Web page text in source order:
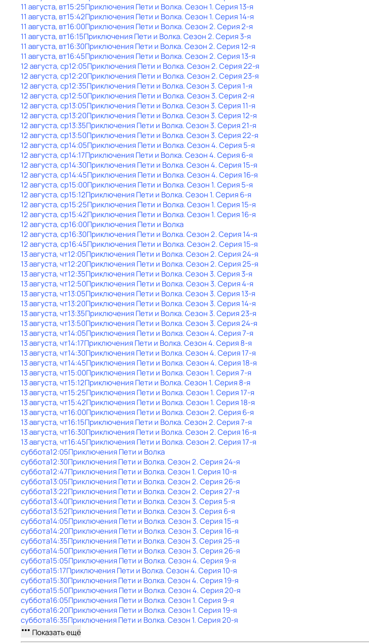
11 августа, вт15:25Приключения Пети и Волка. Сезон 1. Серия 13-я
11 августа, вт15:42Приключения Пети и Волка. Сезон 1. Серия 14-я
11 августа, вт16:00Приключения Пети и Волка. Сезон 2. Серия 2-я
11 августа, вт16:15Приключения Пети и Волка. Сезон 2. Серия 3-я
11 августа, вт16:30Приключения Пети и Волка. Сезон 2. Серия 12-я
11 августа, вт16:45Приключения Пети и Волка. Сезон 2. Серия 13-я
12 августа, ср12:05Приключения Пети и Волка. Сезон 2. Серия 22-я
12 августа, ср12:20Приключения Пети и Волка. Сезон 2. Серия 23-я
12 августа, ср12:35Приключения Пети и Волка. Сезон 3. Серия 1-я
12 августа, ср12:50Приключения Пети и Волка. Сезон 3. Серия 2-я
12 августа, ср13:05Приключения Пети и Волка. Сезон 3. Серия 11-я
12 августа, ср13:20Приключения Пети и Волка. Сезон 3. Серия 12-я
12 августа, ср13:35Приключения Пети и Волка. Сезон 3. Серия 21-я
12 августа, ср13:50Приключения Пети и Волка. Сезон 3. Серия 22-я
12 августа, ср14:05Приключения Пети и Волка. Сезон 4. Серия 5-я
12 августа, ср14:17Приключения Пети и Волка. Сезон 4. Серия 6-я
12 августа, ср14:30Приключения Пети и Волка. Сезон 4. Серия 15-я
12 августа, ср14:45Приключения Пети и Волка. Сезон 4. Серия 16-я
12 августа, ср15:00Приключения Пети и Волка. Сезон 1. Серия 5-я
12 августа, ср15:12Приключения Пети и Волка. Сезон 1. Серия 6-я
12 августа, ср15:25Приключения Пети и Волка. Сезон 1. Серия 15-я
12 августа, ср15:42Приключения Пети и Волка. Сезон 1. Серия 16-я
12 августа, ср16:00Приключения Пети и Волка
12 августа, ср16:30Приключения Пети и Волка. Сезон 2. Серия 14-я
12 августа, ср16:45Приключения Пети и Волка. Сезон 2. Серия 15-я
13 августа, чт12:05Приключения Пети и Волка. Сезон 2. Серия 24-я
13 августа, чт12:20Приключения Пети и Волка. Сезон 2. Серия 25-я
13 августа, чт12:35Приключения Пети и Волка. Сезон 3. Серия 3-я
13 августа, чт12:50Приключения Пети и Волка. Сезон 3. Серия 4-я
13 августа, чт13:05Приключения Пети и Волка. Сезон 3. Серия 13-я
13 августа, чт13:20Приключения Пети и Волка. Сезон 3. Серия 14-я
13 августа, чт13:35Приключения Пети и Волка. Сезон 3. Серия 23-я
13 августа, чт13:50Приключения Пети и Волка. Сезон 3. Серия 24-я
13 августа, чт14:05Приключения Пети и Волка. Сезон 4. Серия 7-я
13 августа, чт14:17Приключения Пети и Волка. Сезон 4. Серия 8-я
13 августа, чт14:30Приключения Пети и Волка. Сезон 4. Серия 17-я
13 августа, чт14:45Приключения Пети и Волка. Сезон 4. Серия 18-я
13 августа, чт15:00Приключения Пети и Волка. Сезон 1. Серия 7-я
13 августа, чт15:12Приключения Пети и Волка. Сезон 1. Серия 8-я
13 августа, чт15:25Приключения Пети и Волка. Сезон 1. Серия 17-я
13 августа, чт15:42Приключения Пети и Волка. Сезон 1. Серия 18-я
13 августа, чт16:00Приключения Пети и Волка. Сезон 2. Серия 6-я
13 августа, чт16:15Приключения Пети и Волка. Сезон 2. Серия 7-я
13 августа, чт16:30Приключения Пети и Волка. Сезон 2. Серия 16-я
13 августа, чт16:45Приключения Пети и Волка. Сезон 2. Серия 17-я
суббота12:05Приключения Пети и Волка
суббота12:30Приключения Пети и Волка. Сезон 2. Серия 24-я
суббота12:47Приключения Пети и Волка. Сезон 1. Серия 10-я
суббота13:05Приключения Пети и Волка. Сезон 2. Серия 26-я
суббота13:22Приключения Пети и Волка. Сезон 2. Серия 27-я
суббота13:40Приключения Пети и Волка. Сезон 3. Серия 5-я
суббота13:52Приключения Пети и Волка. Сезон 3. Серия 6-я
суббота14:05Приключения Пети и Волка. Сезон 3. Серия 15-я
суббота14:20Приключения Пети и Волка. Сезон 3. Серия 16-я
суббота14:35Приключения Пети и Волка. Сезон 3. Серия 25-я
суббота14:50Приключения Пети и Волка. Сезон 3. Серия 26-я
суббота15:05Приключения Пети и Волка. Сезон 4. Серия 9-я
суббота15:17Приключения Пети и Волка. Сезон 4. Серия 10-я
суббота15:30Приключения Пети и Волка. Сезон 4. Серия 19-я
суббота15:50Приключения Пети и Волка. Сезон 4. Серия 20-я
суббота16:05Приключения Пети и Волка. Сезон 1. Серия 9-я
суббота16:20Приключения Пети и Волка. Сезон 1. Серия 19-я
суббота16:35Приключения Пети и Волка. Сезон 1. Серия 20-я
Показать ещё